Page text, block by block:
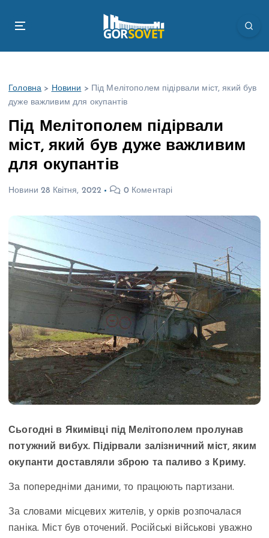
Головна > Новини >
Під Мелітополем підірвали міст, який був
дуже важливим для окупантів
Під Мелітополем підірвали
міст, який був дуже важливим
для окупантів
Новини 28 Квітня, 2022 0 Коментарі
Сьогодні в Якимівці під Мелітополем пролунав
потужний вибух. Підірвали залізничний міст, яким
окупанти доставляли зброю та паливо з Криму.
За попередніми даними, то працюють партизани.
За словами місцевих жителів, у орків розпочалася
паніка. Міст був оточений. Російські військові уважно